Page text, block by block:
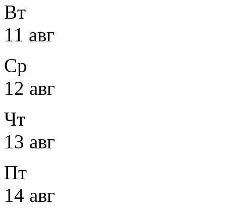
Вт
11 авг
Ср
12 авг
Чт
13 авг
Пт
14 авг